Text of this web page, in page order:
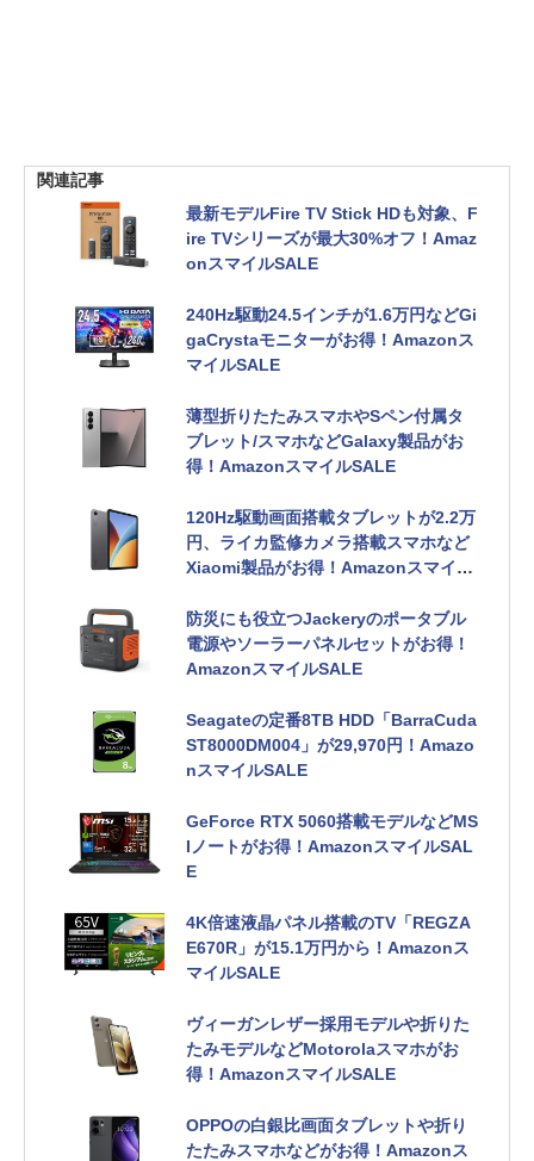
関連記事
最新モデルFire TV Stick HDも対象、F
ire TVシリーズが最大30%オフ！Amaz
onスマイルSALE
240Hz駆動24.5インチが1.6万円などGi
gaCrystaモニターがお得！Amazonス
マイルSALE
薄型折りたたみスマホやSペン付属タ
ブレット/スマホなどGalaxy製品がお
得！AmazonスマイルSALE
120Hz駆動画面搭載タブレットが2.2万
円、ライカ監修カメラ搭載スマホなど
Xiaomi製品がお得！Amazonスマイル
防災にも役立つJackeryのポータブル
電源やソーラーパネルセットがお得！
AmazonスマイルSALE
Seagateの定番8TB HDD「BarraCuda
ST8000DM004」が29,970円！Amazo
nスマイルSALE
GeForce RTX 5060搭載モデルなどMS
Iノートがお得！AmazonスマイルSAL
E
4K倍速液晶パネル搭載のTV「REGZA
E670R」が15.1万円から！Amazonス
マイルSALE
ヴィーガンレザー採用モデルや折りた
たみモデルなどMotorolaスマホがお
得！AmazonスマイルSALE
OPPOの白銀比画面タブレットや折り
たたみスマホなどがお得！Amazonス